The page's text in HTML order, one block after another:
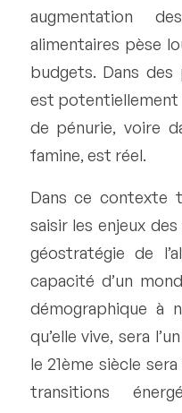
augmentation
alimentaires pèse
budgets. Dans
est potentiellement
de pénurie, voire
famine, est réel.
Dans ce contexte
saisir les enjeux
géostratégie de
capacité d’un
démographique à
qu’elle vive, sera
le 21ème siècle
transitions